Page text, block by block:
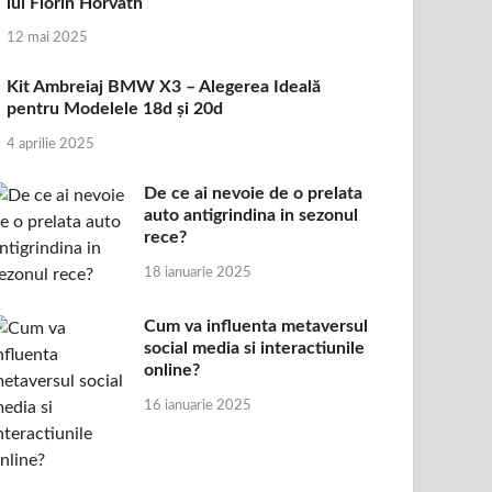
12 mai 2025
Kit Ambreiaj BMW X3 – Alegerea Ideală
pentru Modelele 18d și 20d
4 aprilie 2025
De ce ai nevoie de o prelata
auto antigrindina in sezonul
rece?
18 ianuarie 2025
Cum va influenta metaversul
social media si interactiunile
online?
16 ianuarie 2025